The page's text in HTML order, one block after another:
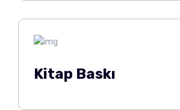
Kitap Baskı